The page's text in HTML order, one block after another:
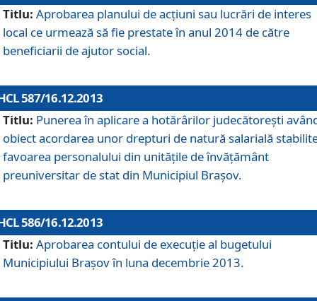
Titlu: Aprobarea planului de acţiuni sau lucrări de interes
local ce urmează să fie prestate în anul 2014 de către
beneficiarii de ajutor social.
587/16.12.2013
Titlu: Punerea în aplicare a hotărârilor judecătoreşti
obiect acordarea unor drepturi de natură salarială
favoarea personalului din unităţile de învăţământ
preuniversitar de stat din Municipiul Braşov.
586/16.12.2013
Titlu: Aprobarea contului de execuţie al bugetului
Municipiului Braşov în luna decembrie 2013.